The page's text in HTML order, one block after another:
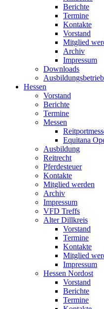
Berichte
Termine
Kontakte
Vorstand
Mitglied
Archiv
Impressum
Downloads
Hessen
Vorstand
Berichte
Termine
Messen
Equitana
Ausbildung
Reitrecht
Pferdesteuer
Kontakte
Mitglied werden
Archiv
Impressum
VFD Treffs
Alter Dillkreis
Vorstand
Termine
Kontakte
Mitglied
Impressum
Hessen Nordost
Vorstand
Berichte
Termine